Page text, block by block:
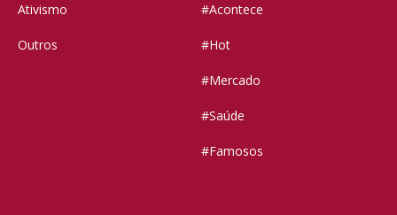
Ativismo
Outros
#Acontece
#Hot
#Mercado
#Saúde
#Famosos